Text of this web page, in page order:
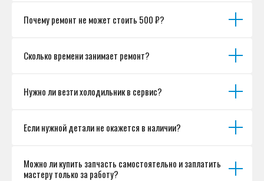
Почему ремонт не может стоить 500 ₽?
Сколько времени занимает ремонт?
Нужно ли везти холодильник в сервис?
Если нужной детали не окажется в наличии?
Можно ли купить запчасть самостоятельно и заплатить
мастеру только за работу?